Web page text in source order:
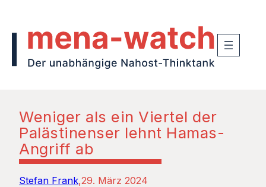
Weniger als ein Viertel der
Palästinenser lehnt Hamas-
Angriff ab
Stefan Frank 29. März 2024